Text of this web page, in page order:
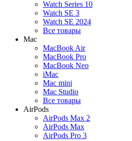
Watch Series 10
Watch SE 3
Watch SE 2024
Все товары
Mac
MacBook Air
MacBook Pro
MacBook Neo
iMac
Mac mini
Mac Studio
Все товары
AirPods
AirPods Max 2
AirPods Max
AirPods Pro 3